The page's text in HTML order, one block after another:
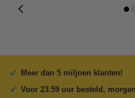
Meer dan 5 miljoen klanten!
Voor 23.59 uur besteld,